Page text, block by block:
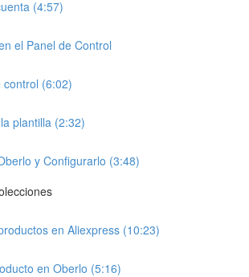
(4:57)
el Panel de Control
control (6:02)
plantilla (2:32)
y Configurarlo (3:48)
en Aliexpress (10:23)
en Oberlo (5:16)